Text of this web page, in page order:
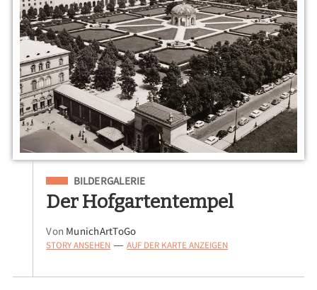
Eingeordnet unter
BILDERGALERIE
Der Hofgartentempel
Von MunichArtToGo
STORY ANSEHEN — AUF DER KARTE ANZEIGEN